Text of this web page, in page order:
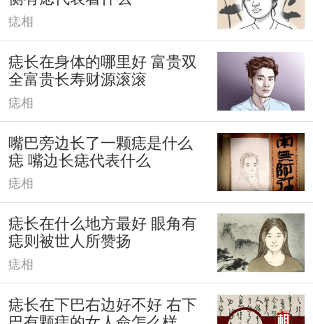
痣相
痣长在身体的哪里好 富贵双
全富贵长寿财源滚滚
痣相
嘴巴旁边长了一颗痣是什么
痣 嘴边长痣代表什么
痣相
痣长在什么地方最好 眼角有
痣则被世人所赞扬
痣相
痣长在下巴右边好不好 右下